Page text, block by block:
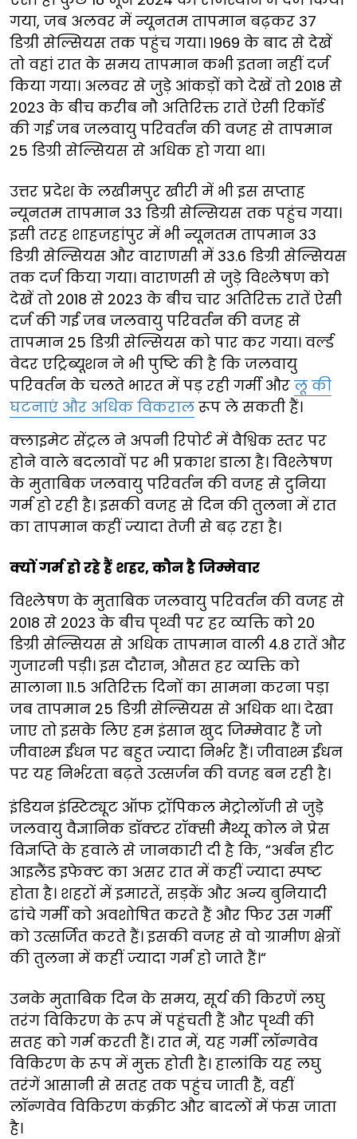
गया, जब अलवर में न्यूनतम तापमान बढ़कर 37
डिग्री सेल्सियस तक पहुंच गया। 1969 के बाद से देखें
तो वहां रात के समय तापमान कभी इतना नहीं दर्ज
किया गया। अलवर से जुड़े आंकड़ों को देखें तो 2018 से
2023 के बीच करीब नौ अतिरिक्त रातें ऐसी रिकॉर्ड
की गई जब जलवायु परिवर्तन की वजह से तापमान
25 डिग्री सेल्सियस से अधिक हो गया था।
उत्तर प्रदेश के लखीमपुर खीरी में भी इस सप्ताह
न्यूनतम तापमान 33 डिग्री सेल्सियस तक पहुंच गया।
इसी तरह शाहजहांपुर में भी न्यूनतम तापमान 33
डिग्री सेल्सियस और वाराणसी में 33.6 डिग्री सेल्सियस
तक दर्ज किया गया। वाराणसी से जुड़े विश्लेषण को
देखें तो 2018 से 2023 के बीच चार अतिरिक्त रातें ऐसी
दर्ज की गई जब जलवायु परिवर्तन की वजह से
तापमान 25 डिग्री सेल्सियस को पार कर गया। वर्ल्ड
वेदर एट्रिब्यूशन ने भी पुष्टि की है कि जलवायु
परिवर्तन के चलते भारत में पड़ रही गर्मी और लू की
घटनाएं और अधिक विकराल रूप ले सकती हैं।
क्लाइमेट सेंट्रल ने अपनी रिपोर्ट में वैश्विक स्तर पर
होने वाले बदलावों पर भी प्रकाश डाला है। विश्लेषण
के मुताबिक जलवायु परिवर्तन की वजह से दुनिया
गर्म हो रही है। इसकी वजह से दिन की तुलना में रात
का तापमान कहीं ज्यादा तेजी से बढ़ रहा है।
क्यों गर्म हो रहे हैं शहर, कौन है जिम्मेवार
विश्लेषण के मुताबिक जलवायु परिवर्तन की वजह से
2018 से 2023 के बीच पृथ्वी पर हर व्यक्ति को 20
डिग्री सेल्सियस से अधिक तापमान वाली 4.8 रातें और
गुजारनी पड़ी। इस दौरान, औसत हर व्यक्ति को
सालाना 11.5 अतिरिक्त दिनों का सामना करना पड़ा
जब तापमान 25 डिग्री सेल्सियस से अधिक था। देखा
जाए तो इसके लिए हम इंसान खुद जिम्मेवार हैं जो
जीवाश्म ईंधन पर बहुत ज्यादा निर्भर हैं। जीवाश्म ईंधन
पर यह निर्भरता बढ़ते उत्सर्जन की वजह बन रही है।
इंडियन इंस्टिट्यूट ऑफ ट्रॉपिकल मेट्रोलॉजी से जुड़े
जलवायु वैज्ञानिक डॉक्टर रॉक्सी मैथ्यू कोल ने प्रेस
विज्ञप्ति के हवाले से जानकारी दी है कि, “अर्बन हीट
आइलैंड इफेक्ट का असर रात में कहीं ज्यादा स्पष्ट
होता है। शहरों में इमारतें, सड़कें और अन्य बुनियादी
ढांचे गर्मी को अवशोषित करते हैं और फिर उस गर्मी
को उत्सर्जित करते हैं। इसकी वजह से वो ग्रामीण क्षेत्रों
की तुलना में कहीं ज्यादा गर्म हो जाते हैं।“
उनके मुताबिक दिन के समय, सूर्य की किरणें लघु
तरंग विकिरण के रूप में पहुंचती हैं और पृथ्वी की
सतह को गर्म करती हैं। रात में, यह गर्मी लॉन्गवेव
विकिरण के रूप में मुक्त होती है। हालांकि यह लघु
तरंगें आसानी से सतह तक पहुंच जाती हैं, वहीं
लॉन्गवेव विकिरण कंक्रीट और बादलों में फंस जाता
है।